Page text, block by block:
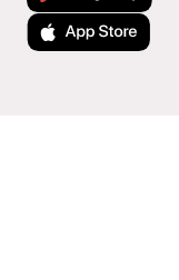
Laden im App Store